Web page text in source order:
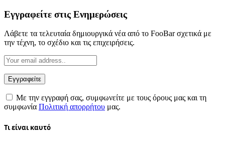
Εγγραφείτε στις Ενημερώσεις
Λάβετε τα τελευταία δημιουργικά νέα από το FooBar σχετικά με
την τέχνη, το σχέδιο και τις επιχειρήσεις.
Με την εγγραφή σας, συμφωνείτε με τους όρους μας και τη
συμφωνία Πολιτική απορρήτου μας.
Τι είναι καυτό